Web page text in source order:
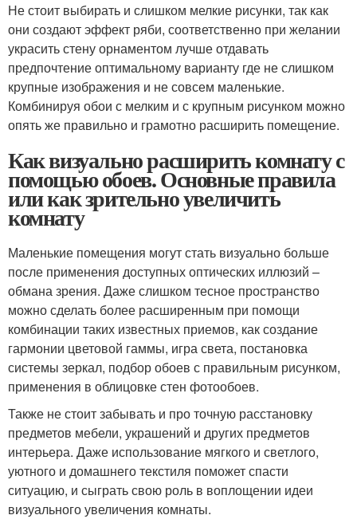
Не стоит выбирать и слишком мелкие рисунки, так как
они создают эффект ряби, соответственно при желании
украсить стену орнаментом лучше отдавать
предпочтение оптимальному варианту где не слишком
крупные изображения и не совсем маленькие.
Комбинируя обои с мелким и с крупным рисунком можно
опять же правильно и грамотно расширить помещение.
Как визуально расширить комнату с
помощью обоев. Основные правила
или как зрительно увеличить
комнату
Маленькие помещения могут стать визуально больше
после применения доступных оптических иллюзий –
обмана зрения. Даже слишком тесное пространство
можно сделать более расширенным при помощи
комбинации таких известных приемов, как создание
гармонии цветовой гаммы, игра света, постановка
системы зеркал, подбор обоев с правильным рисунком,
применения в облицовке стен фотообоев.
Также не стоит забывать и про точную расстановку
предметов мебели, украшений и других предметов
интерьера. Даже использование мягкого и светлого,
уютного и домашнего текстиля поможет спасти
ситуацию, и сыграть свою роль в воплощении идеи
визуального увеличения комнаты.